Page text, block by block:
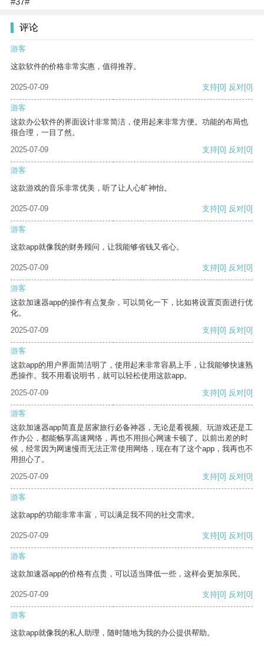
评论
游客
这款软件的价格非常实惠，值得推荐。
2025-07-09 支持[0] 反对[0]
游客
这款办公软件的界面设计非常简洁，使用起来非常方便。功能的布局也
很合理，一目了然。
2025-07-09
支持[0] 反对[0]
游客
这款游戏的音乐非常优美，听了让人心旷神怡。
2025-07-09 支持[0] 反对[0]
游客
这款app就像我的财务顾问，让我能够省钱又省心。
2025-07-09 支持[0] 反对[0]
游客
这款加速器app的操作有点复杂，可以简化一下，比如将设置页面进行优
化。
2025-07-09
支持[0] 反对[0]
游客
这款app的用户界面简洁明了，使用起来非常容易上手，让我能够快速熟
悉操作。我不用看说明书，就可以轻松使用这款app。
2025-07-09
支持[0] 反对[0]
游客
这款加速器app简直是居家旅行必备神器，无论是看视频、玩游戏还是工
作办公，都能畅享高速网络，再也不用担心网速卡顿了。以前出差的时
候，经常因为网速慢而无法正常使用网络，现在有了这个app，我再也不
用担心了。
2025-07-09
支持[0] 反对[0]
游客
这款app的功能非常丰富，可以满足我不同的社交需求。
2025-07-09 支持[0] 反对[0]
游客
这款加速器app的价格有点贵，可以适当降低一些，这样会更加亲民。
2025-07-09 支持[0] 反对[0]
游客
这款app就像我的私人助理，随时随地为我的办公提供帮助。